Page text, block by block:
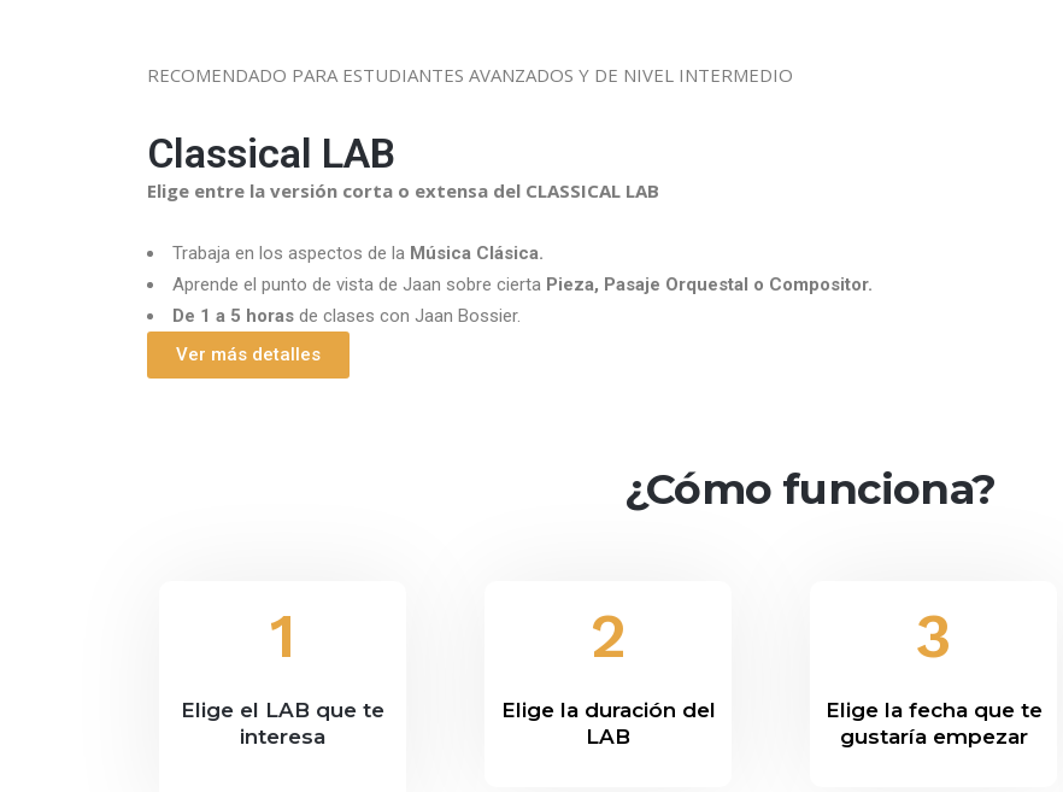
RECOMENDADO PARA ESTUDIANTES AVANZADOS Y DE NIVEL INTERMEDIO
Classical LAB
Elige entre la versión corta o extensa del CLASSICAL LAB
Trabaja en los aspectos de la Música Clásica.
Aprende el punto de vista de Jaan sobre cierta Pieza, Pasaje Orquestal o Compositor.
De 1 a 5 horas de clases con Jaan Bossier.
Ver más detalles
¿Cómo funciona?
1
Elige el LAB que te
interesa
2
Elige la duración del
LAB
3
Elige la fecha que te
gustaría empezar